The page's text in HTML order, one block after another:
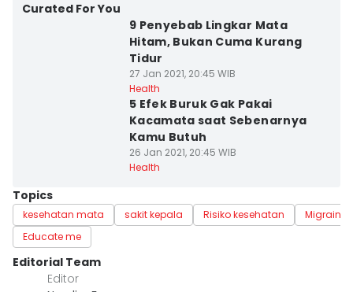
Curated For You
9 Penyebab Lingkar Mata
Hitam, Bukan Cuma Kurang
Tidur
27 Jan 2021, 20:45 WIB
Health
5 Efek Buruk Gak Pakai
Kacamata saat Sebenarnya
Kamu Butuh
26 Jan 2021, 20:45 WIB
Health
Topics
kesehatan mata sakit kepala Risiko kesehatan
Migrain
Educate me
Editorial Team
Editor